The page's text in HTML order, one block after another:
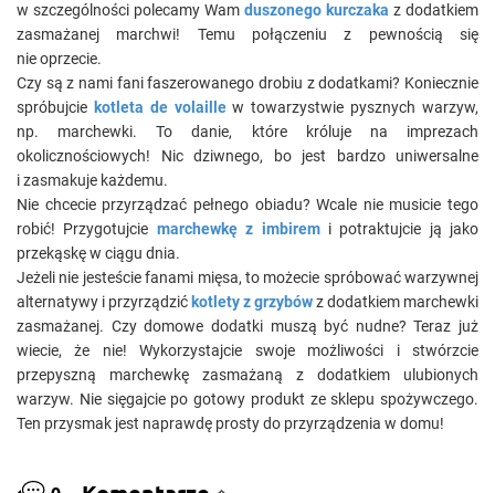
w szczególności polecamy Wam duszonego kurczaka z dodatkiem
zasmażanej marchwi! Temu połączeniu z pewnością się
nie oprzecie.
Czy są z nami fani faszerowanego drobiu z dodatkami? Koniecznie
spróbujcie kotleta de volaillew towarzystwie pysznych warzyw,
np. marchewki. To danie, które króluje na imprezach
okolicznościowych! Nic dziwnego, bo jest bardzo uniwersalne
i zasmakuje każdemu.
Nie chcecie przyrządzać pełnego obiadu? Wcale nie musicie tego
robić! Przygotujcie marchewkę z imbiremi potraktujcie ją jako
przekąskę w ciągu dnia.
Jeżeli nie jesteście fanami mięsa, to możecie spróbować warzywnej
alternatywy i przyrządzić kotlety z grzybówz dodatkiem marchewki
zasmażanej. Czy domowe dodatki muszą być nudne? Teraz już
wiecie, że nie! Wykorzystajcie swoje możliwości i stwórzcie
przepyszną marchewkę zasmażaną z dodatkiem ulubionych
warzyw. Nie sięgajcie po gotowy produkt ze sklepu spożywczego.
Ten przysmak jest naprawdę prosty do przyrządzenia w domu!